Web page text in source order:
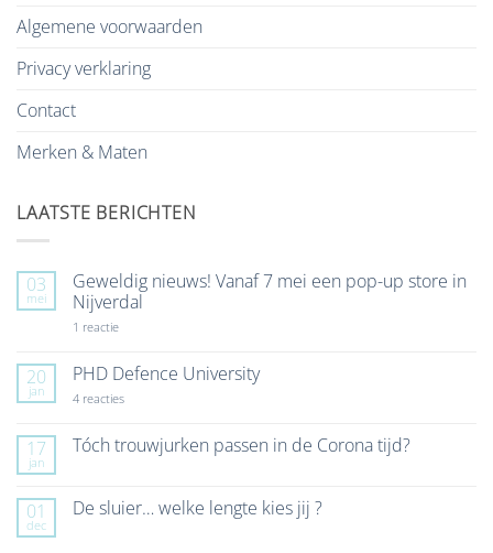
Algemene voorwaarden
Privacy verklaring
Contact
Merken & Maten
LAATSTE BERICHTEN
03
mei
Geweldig nieuws! Vanaf 7 mei een pop-up store in
Nijverdal
1 reactieop
Vanaf
7
mei
up
store
20
jan
PHD Defence University
4 reactiesop
University
17
jan
Tóch trouwjurken passen in de Corona tijd?
Tóch
01
dec
De sluier… welke lengte kies jij ?